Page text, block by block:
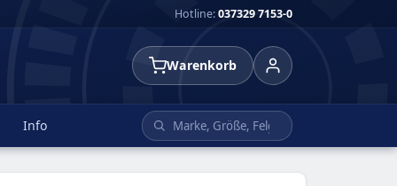
Hotline:037329 7153-0
Warenkorb
Info